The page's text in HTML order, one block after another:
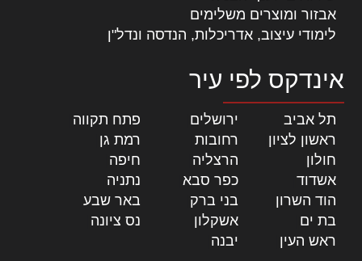
אבזור ומוצרים משלימים
לימודי עיצוב, אדריכלות, הנדסה ונדל"ן
אינדקס לפי עיר
תל אביב ירושלים פתח תקווה
ראשון לציון
רחובות רמת גן
חולון
הרצליה חיפה
אשדוד
כפר סבא נתניה
הוד השרון
בני ברק באר שבע
בת ים
אשקלון נס ציונה
ראש העין
יבנה